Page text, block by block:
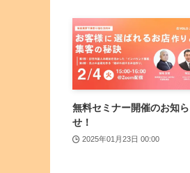
無料セミナー開催のお知ら
せ！
2025年01月23日 00:00